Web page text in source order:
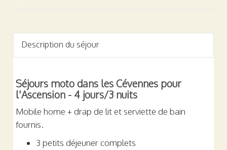
Description du séjour
Séjours moto dans les Cévennes pour
l'Ascension - 4 jours/3 nuits
Mobile home + drap de lit et serviette de bain
fournis.
3 petits déjeuner complets